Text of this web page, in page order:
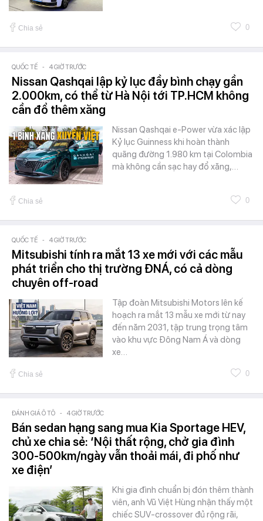
Chia sẻ 0
QUỐC TẾ - 4 GIỜ TRƯỚC
Nissan Qashqai lập kỷ lục đầy bình chạy gần
2.000km, có thể từ Hà Nội tới TP.HCM không
cần đổ thêm xăng
Nissan Qashqai e-Power vừa xác lập
Kỷ lục Guinness khi hoàn thành
quãng đường 1.980 km tại Colombia
mà không cần sạc hay đổ xăng,…
Chia sẻ 0
QUỐC TẾ - 4 GIỜ TRƯỚC
Mitsubishi tính ra mắt 13 xe mới với các mẫu
phát triển cho thị trường ĐNÁ, có cả dòng
chuyên off-road
Tập đoàn Mitsubishi Motors lên kế
hoạch ra mắt 13 mẫu xe mới từ nay
đến năm 2031, tập trung trọng tâm
vào khu vực Đông Nam Á và dòng
xe…
Chia sẻ 0
ĐÁNH GIÁ Ô TÔ - 4 GIỜ TRƯỚC
Bán sedan hạng sang mua Kia Sportage HEV,
chủ xe chia sẻ: ‘Nội thất rộng, chở gia đình
300-500km/ngày vẫn thoải mái, đi phố như
xe điện’
Khi gia đình chuẩn bị đón thêm thành
viên, anh Vũ Việt Hùng nhận thấy một
chiếc SUV-crossover đủ rộng rãi,